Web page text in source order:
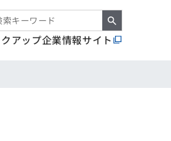
アップ企業情報サイト